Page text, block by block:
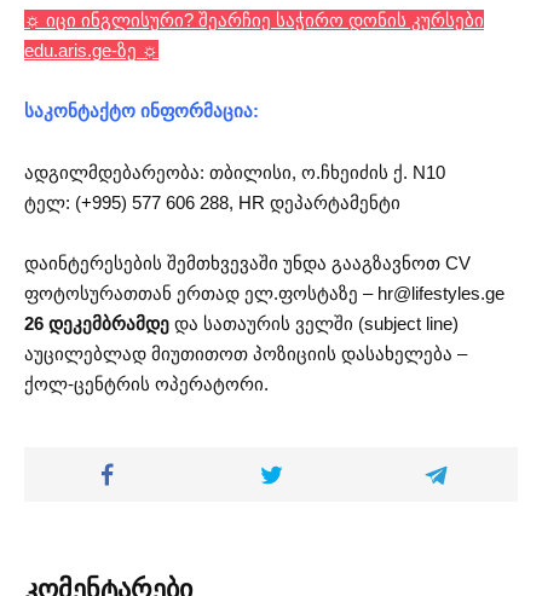
☼ იცი ინგლისური? შეარჩიე საჭირო დონის კურსები
edu.aris.ge-ზე ☼
საკონტაქტო ინფორმაცია:
ადგილმდებარეობა: თბილისი, ო.ჩხეიძის ქ. N10
ტელ: (+995) 577 606 288, HR დეპარტამენტი
დაინტერესების შემთხვევაში უნდა გააგზავნოთ CV
ფოტოსურათთან ერთად ელ.ფოსტაზე – hr@lifestyles.ge
26 დეკემბრამდე და სათაურის ველში (subject line)
აუცილებლად მიუთითოთ პოზიციის დასახელება –
ქოლ-ცენტრის ოპერატორი.
კომენტარები